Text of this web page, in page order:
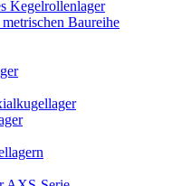
Kegelrollenlager
Baureihe